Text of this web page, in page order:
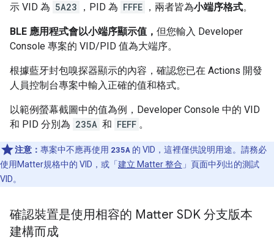
示 VID 為 5A23 ，PID 為 FFFE ，兩者皆為小端序格式。
BLE 應用程式會以小端序顯示值， 但您輸入 Developer
Console 專案的 VID/PID 值為大端序。
根據藍牙封包嗅探器顯示的內容，確認您已在 Actions 開發
人員控制台專案中輸入正確的值和格式。
以範例螢幕截圖中的值為例， Developer Console 中的 VID
和 PID 分別為 235A 和 FEFF 。
注意： 專案中不應再使用 235A 的 VID，這裡僅供說明用途。請務必
使用 Matter規格中的 VID，或「 建立 Matter 整合 」頁面中列出的測試
VID。
確認裝置是使用相容的 Matter SDK 分支版本
建構而成